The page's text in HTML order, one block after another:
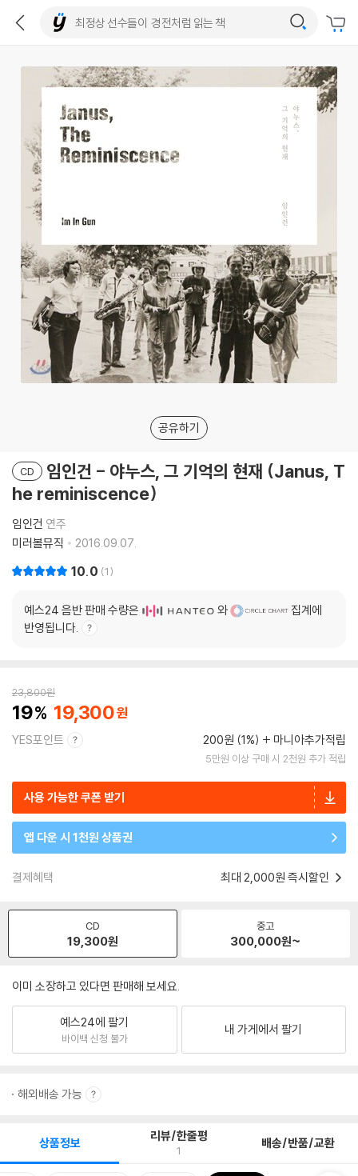
공유하기
CD
임인건 - 야누스, 그 기억의 현재 (Janus, T
he reminiscence)
임인건 연주
미러볼뮤직
2016.09.07.
10.0 1
예스24 음반 판매 수량은 와
집계에
반영됩니다.
23,800원
19 19,300
YES포인트 200원 (1%) 마니아추가적립
5만원 이상 구매 시 2천원 추가 적립
사용 가능한 쿠폰 받기
앱 다운 시 1천원 상품권
결제혜택 최대 2,000원 즉시할인
CD
19,300원
중고
300,000원~
이미 소장하고 있다면 판매해 보세요.
예스24에 팔기
바이백 신청 불가
내 가게에서 팔기
해외배송 가능
상품정보 리뷰/한줄평
1 배송/반품/교환